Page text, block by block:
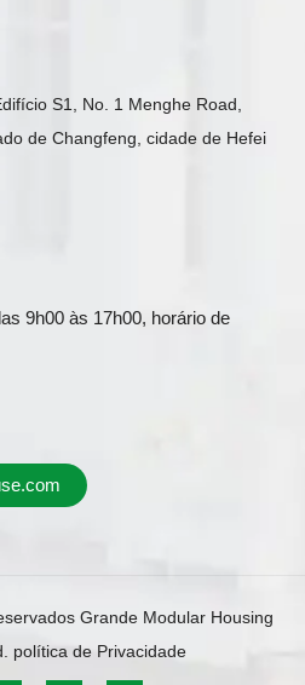
S1, No. 1 Menghe Road,
de Changfeng, cidade de Hefei
9h00 às 17h00, horário de
Grande Modular Housing
política de Privacidade